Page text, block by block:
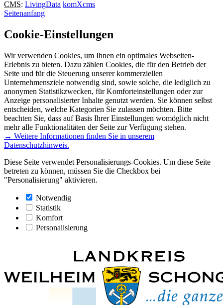
CMS: LivingData komXcms
Seitenanfang
Cookie-Einstellungen
Wir verwenden Cookies, um Ihnen ein optimales Webseiten-
Erlebnis zu bieten. Dazu zählen Cookies, die für den Betrieb der
Seite und für die Steuerung unserer kommerziellen
Unternehmensziele notwendig sind, sowie solche, die lediglich zu
anonymen Statistikzwecken, für Komforteinstellungen oder zur
Anzeige personalisierter Inhalte genutzt werden. Sie können selbst
entscheiden, welche Kategorien Sie zulassen möchten. Bitte
beachten Sie, dass auf Basis Ihrer Einstellungen womöglich nicht
mehr alle Funktionalitäten der Seite zur Verfügung stehen.
→ Weitere Informationen finden Sie in unserem
Datenschutzhinweis.
Diese Seite verwendet Personalisierungs-Cookies. Um diese Seite
betreten zu können, müssen Sie die Checkbox bei
"Personalisierung" aktivieren.
Notwendig
Statistik
Komfort
Personalisierung